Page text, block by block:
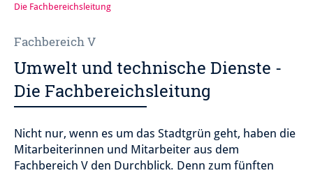
Die Fachbereichsleitung
Fachbereich V
Umwelt und technische Dienste -
Die Fachbereichsleitung
Nicht nur, wenn es um das Stadtgrün geht, haben die
Mitarbeiterinnen und Mitarbeiter aus dem
Fachbereich V den Durchblick. Denn zum fünften